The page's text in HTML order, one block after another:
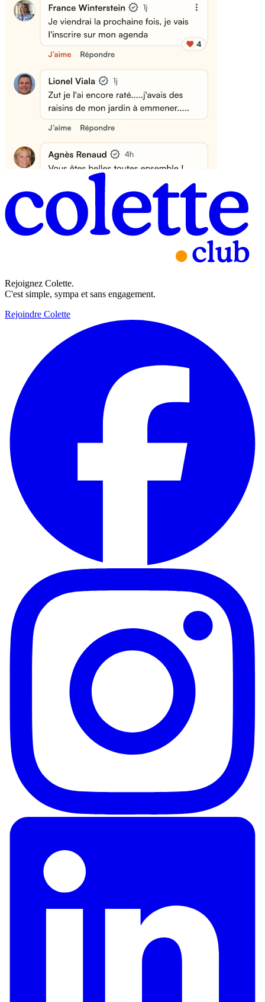
Rejoignez Colette.
C'est simple, sympa et sans engagement.
Rejoindre Colette